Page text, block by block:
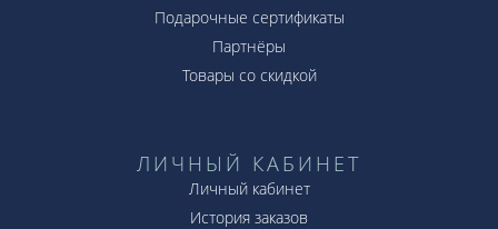
Подарочные сертификаты
Партнёры
Товары со скидкой
ЛИЧНЫЙ КАБИНЕТ
Личный кабинет
История заказов